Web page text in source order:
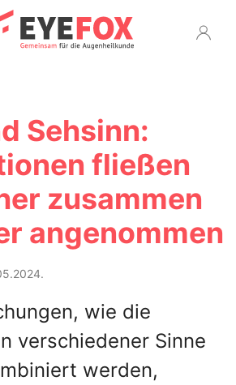
Sehsinn:
fließen
zusammen
angenommen
wie die
verschiedener Sinne
werden,